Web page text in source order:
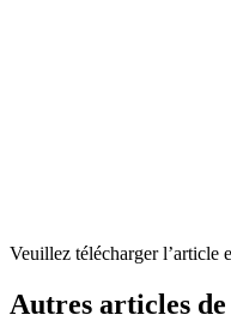
Veuillez télécharger l’article
Autres articles